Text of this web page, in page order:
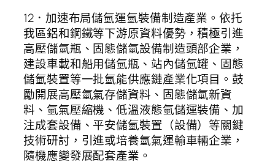
12．加速布局儲氫運氫裝備制造產業。依托
我區鋁和鋼鐵等下游原資料優勢，積極引進
高壓儲氫瓶、固態儲氫設備制造頭部企業，
建設車載和船用儲氫瓶、站內儲氫罐、固態
儲氫裝置等一批氫能供應鏈產業化項目。鼓
勵開展高壓氫氣存儲資料、固態儲氫新資
料、氫氣壓縮機、低溫液態氫儲運裝備、加
注成套設備、平安儲氫裝置（設備）等關鍵
技術研討，引進或培養氫氣運輸車輛企業，
隨機應變發展配套產業。